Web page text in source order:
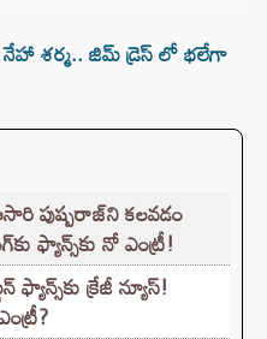
నేహా శర్మ.. జిమ్ డ్రెస్ లో భలేగా
పుష్పరాజ్‌ని కలవడం
ఫ్యాన్స్‌కు నో ఎంట్రీ!
ఫ్యాన్స్‌కు క్రేజీ న్యూస్!